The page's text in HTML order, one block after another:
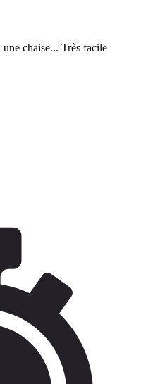
chaise... Très facile